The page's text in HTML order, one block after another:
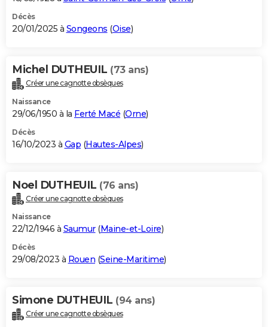
Décès
20/01/2025 à Songeons (Oise)
Michel DUTHEUIL (73 ans)
Créer une cagnotte obsèques
Naissance
29/06/1950 à la Ferté Macé (Orne)
Décès
16/10/2023 à Gap (Hautes-Alpes)
Noel DUTHEUIL (76 ans)
Créer une cagnotte obsèques
Naissance
22/12/1946 à Saumur(Maine-et-Loire)
Décès
29/08/2023 à Rouen (Seine-Maritime)
Simone DUTHEUIL (94 ans)
Créer une cagnotte obsèques